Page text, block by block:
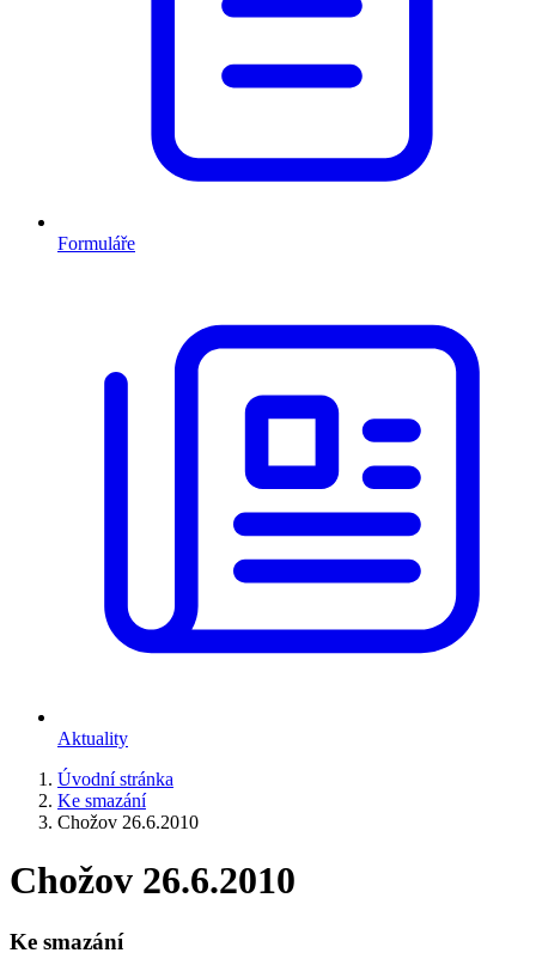
Formuláře
Aktuality
Úvodní stránka
Ke smazání
Chožov 26.6.2010
Chožov 26.6.2010
Ke smazání